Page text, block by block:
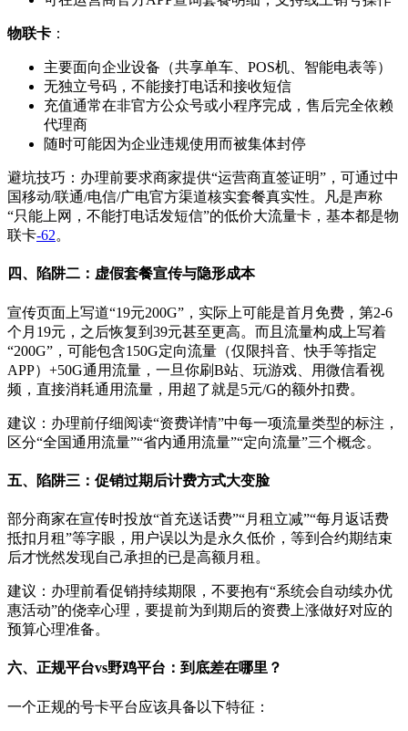
物联卡 ：
主要面向企业设备（共享单车、POS机、智能电表等）
无独立号码，不能接打电话和接收短信
充值通常在非官方公众号或小程序完成，售后完全依赖
代理商
随时可能因为企业违规使用而被集体封停
避坑技巧：办理前要求商家提供“运营商直签证明”，可通过中
国移动/联通/电信/广电官方渠道核实套餐真实性。凡是声称
“只能上网，不能打电话发短信”的低价大流量卡，基本都是物
联卡-62。
四、陷阱二：虚假套餐宣传与隐形成本
宣传页面上写道“19元200G”，实际上可能是首月免费，第2-6
个月19元，之后恢复到39元甚至更高。而且流量构成上写着
“200G”，可能包含150G定向流量（仅限抖音、快手等指定
APP）+50G通用流量，一旦你刷B站、玩游戏、用微信看视
频，直接消耗通用流量，用超了就是5元/G的额外扣费。
建议：办理前仔细阅读“资费详情”中每一项流量类型的标注，
区分“全国通用流量”“省内通用流量”“定向流量”三个概念。
五、陷阱三：促销过期后计费方式大变脸
部分商家在宣传时投放“首充送话费”“月租立减”“每月返话费
抵扣月租”等字眼，用户误以为是永久低价，等到合约期结束
后才恍然发现自己承担的已是高额月租。
建议：办理前看促销持续期限，不要抱有“系统会自动续办优
惠活动”的侥幸心理，要提前为到期后的资费上涨做好对应的
预算心理准备。
六、正规平台vs野鸡平台：到底差在哪里？
一个正规的号卡平台应该具备以下特征：